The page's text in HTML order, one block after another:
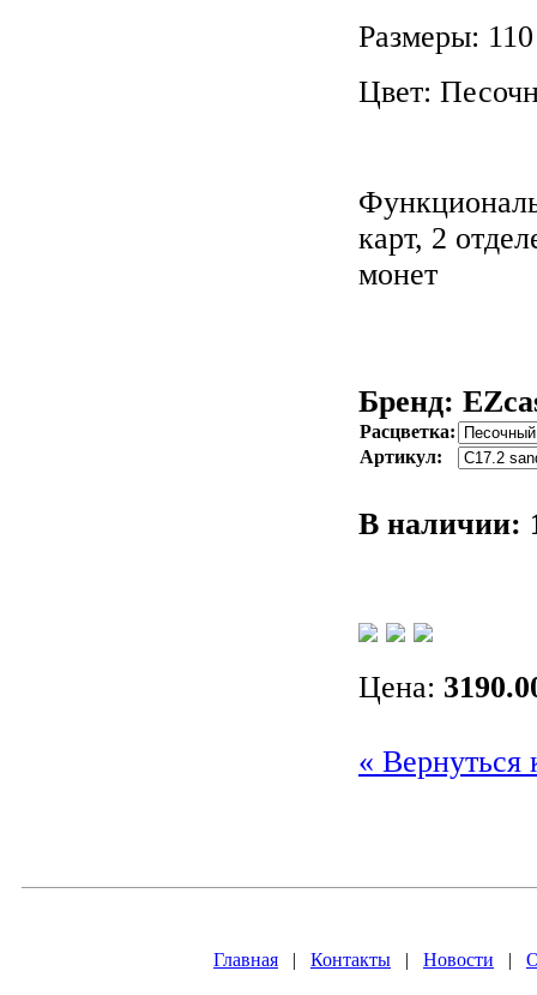
Размеры:
Цвет:
карт, 2
монет
Бренд:
Расцветка:
Артикул:
В наличии:
Цена:
« Вернуться
Главная | Контакты | Новости |